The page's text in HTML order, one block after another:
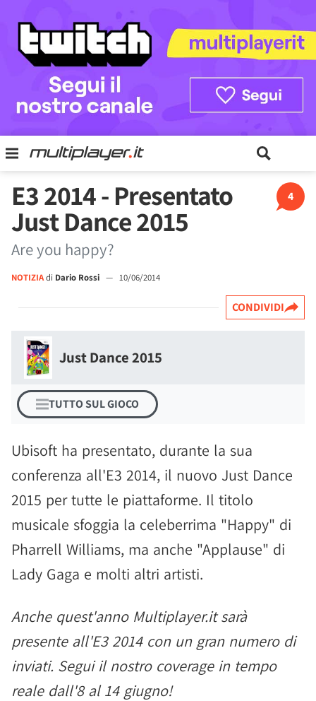
4
E3 2014 - Presentato
Just Dance 2015
Are you happy?
NOTIZIAdi Dario Rossi — 10/06/2014
CONDIVIDI
Just Dance 2015
TUTTO SUL GIOCO
Ubisoft ha presentato, durante la sua
conferenza all'E3 2014, il nuovo Just Dance
2015 per tutte le piattaforme. Il titolo
musicale sfoggia la celeberrima "Happy" di
Pharrell Williams, ma anche "Applause" di
Lady Gaga e molti altri artisti.
Anche quest'anno Multiplayer.it sarà
presente all'E3 2014 con un gran numero di
inviati. Segui il nostro coverage in tempo
reale dall'8 al 14 giugno!